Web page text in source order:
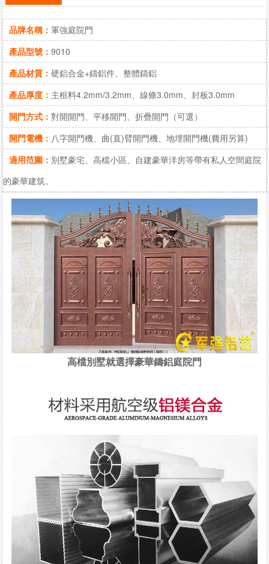
品牌名稱：軍強庭院門
產品型號：9010
產品材質：硬鋁合金+鑄鋁件、整體鑄鋁
產品厚度： 主框料4.2mm/3.2mm、線條3.0mm、封板3.0mm
開門方式：對開開門、平移開門、折疊開門（可選）
開門電機： 八字開門機、曲(直)臂開門機、地埋開門機(費用另算)
適用范圍： 別墅豪宅、高檔小區、自建豪華洋房等帶有私人空間庭院
的豪華建筑。
高檔別墅就選擇豪華鑄鋁庭院門